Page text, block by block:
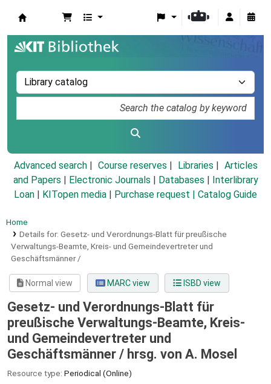
Advanced search Course reserves Libraries
Articles
and Papers
Electronic Journals Databases
Interlibrary
Loan
KITopen media Purchase request | Catalog Guide
Home
Details for: Gesetz- und Verordnungs-Blatt für preußische
Verwaltungs-Beamte, Kreis- und Gemeindevertreter und
Geschäftsmänner /
Normal view MARC view ISBD view
Gesetz- und Verordnungs-Blatt für
preußische Verwaltungs-Beamte, Kreis-
und Gemeindevertreter und
Geschäftsmänner / hrsg. von A. Mosel
Resource type: Periodical (Online)